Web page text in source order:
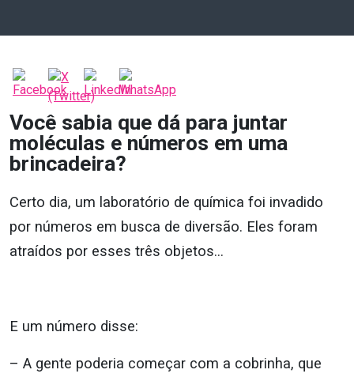
Você sabia que dá para juntar
moléculas e números em uma
brincadeira?
Certo dia, um laboratório de química foi invadido
por números em busca de diversão. Eles foram
atraídos por esses três objetos…
E um número disse:
– A gente poderia começar com a cobrinha, que